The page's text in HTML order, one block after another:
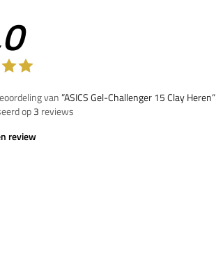
van”ASICS Gel-Challenger 15 Clay Heren“
op3 reviews
review